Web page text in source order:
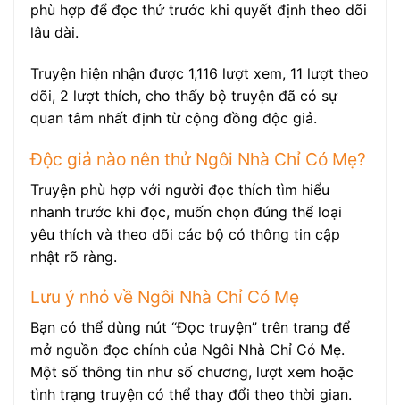
phù hợp để đọc thử trước khi quyết định theo dõi
lâu dài.
Truyện hiện nhận được 1,116 lượt xem, 11 lượt theo
dõi, 2 lượt thích, cho thấy bộ truyện đã có sự
quan tâm nhất định từ cộng đồng độc giả.
Độc giả nào nên thử Ngôi Nhà Chỉ Có Mẹ?
Truyện phù hợp với người đọc thích tìm hiểu
nhanh trước khi đọc, muốn chọn đúng thể loại
yêu thích và theo dõi các bộ có thông tin cập
nhật rõ ràng.
Lưu ý nhỏ về Ngôi Nhà Chỉ Có Mẹ
Bạn có thể dùng nút “Đọc truyện” trên trang để
mở nguồn đọc chính của Ngôi Nhà Chỉ Có Mẹ.
Một số thông tin như số chương, lượt xem hoặc
tình trạng truyện có thể thay đổi theo thời gian.